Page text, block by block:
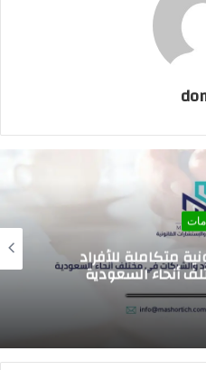
للمدارس العالميه في